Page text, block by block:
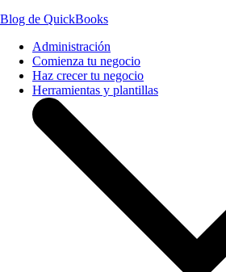
Blog de QuickBooks
Administración
Comienza tu negocio
Haz crecer tu negocio
Herramientas y plantillas